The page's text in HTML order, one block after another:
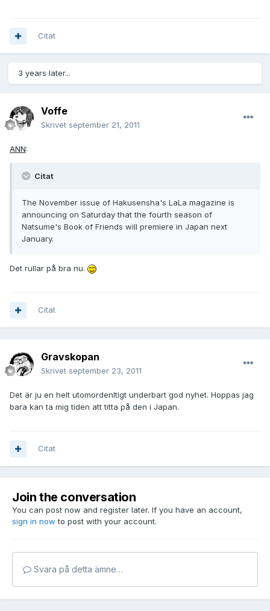
Citat
3 years later...
Voffe
Skrivet september 21, 2011
ANN:
Citat
The November issue of Hakusensha's LaLa magazine is
announcing on Saturday that the fourth season of
Natsume's Book of Friends will premiere in Japan next
January.
Det rullar på bra nu.
Citat
Gravskopan
Skrivet september 23, 2011
Det är ju en helt utomordenltigt underbart god nyhet. Hoppas jag
bara kan ta mig tiden att titta på den i Japan.
Citat
Join the conversation
You can post now and register later. If you have an account,
sign in now to post with your account.
Svara på detta ämne…